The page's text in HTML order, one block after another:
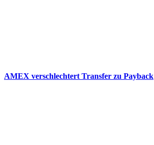
AMEX verschlechtert Transfer zu Payback